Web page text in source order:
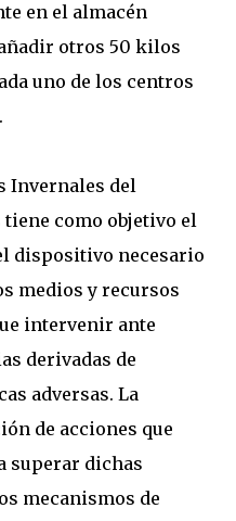
en el almacén
otros 50 kilos
uno de los centros
Invernales del
tiene como objetivo el
dispositivo necesario
medios y recursos
intervenir ante
derivadas de
adversas. La
de acciones que
superar dichas
mecanismos de